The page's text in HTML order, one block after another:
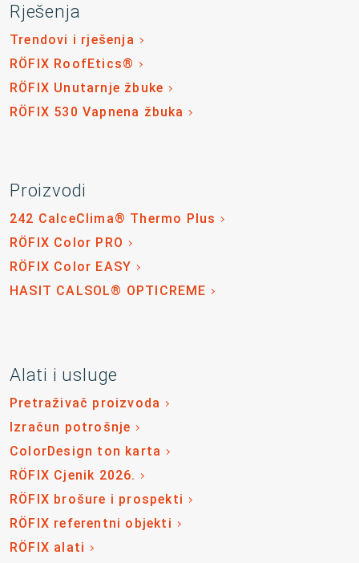
Rješenja
Trendovi i rješenja
RÖFIX RoofEtics®
RÖFIX Unutarnje žbuke
RÖFIX 530 Vapnena žbuka
Proizvodi
242 CalceClima® Thermo Plus
RÖFIX Color PRO
RÖFIX Color EASY
HASIT CALSOL® OPTICREME
Alati i usluge
Pretraživač proizvoda
Izračun potrošnje
ColorDesign ton karta
RÖFIX Cjenik 2026.
RÖFIX brošure i prospekti
RÖFIX referentni objekti
RÖFIX alati